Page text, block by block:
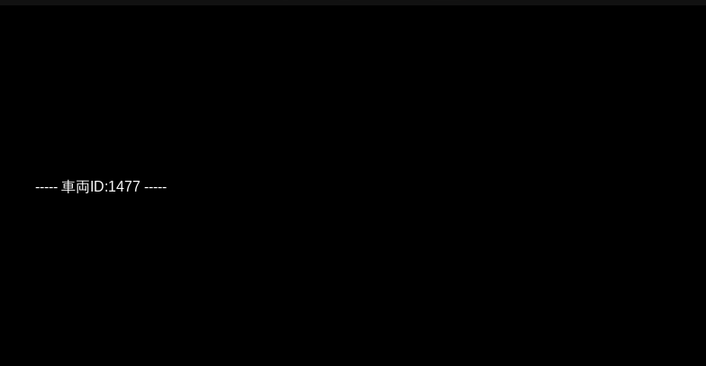
----- 車両ID:1477 -----